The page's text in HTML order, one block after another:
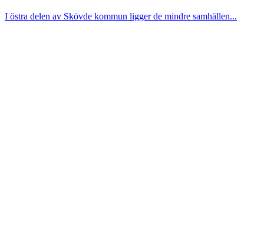
I östra delen av Skövde kommun ligger de mindre samhällen...